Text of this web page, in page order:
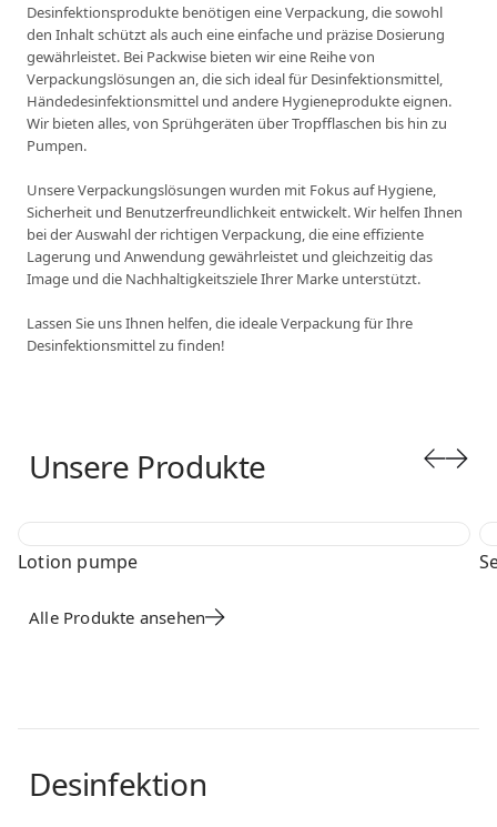
Desinfektionsprodukte benötigen eine Verpackung, die sowohl
den Inhalt schützt als auch eine einfache und präzise Dosierung
gewährleistet. Bei Packwise bieten wir eine Reihe von
Verpackungslösungen an, die sich ideal für Desinfektionsmittel,
Händedesinfektionsmittel und andere Hygieneprodukte eignen.
Wir bieten alles, von Sprühgeräten über Tropfflaschen bis hin zu
Pumpen.
Unsere Verpackungslösungen wurden mit Fokus auf Hygiene,
Sicherheit und Benutzerfreundlichkeit entwickelt. Wir helfen Ihnen
bei der Auswahl der richtigen Verpackung, die eine effiziente
Lagerung und Anwendung gewährleistet und gleichzeitig das
Image und die Nachhaltigkeitsziele Ihrer Marke unterstützt.
Lassen Sie uns Ihnen helfen, die ideale Verpackung für Ihre
Desinfektionsmittel zu finden!
Unsere Produkte
Lotion pumpe
Alle Produkte ansehen
Desinfektion